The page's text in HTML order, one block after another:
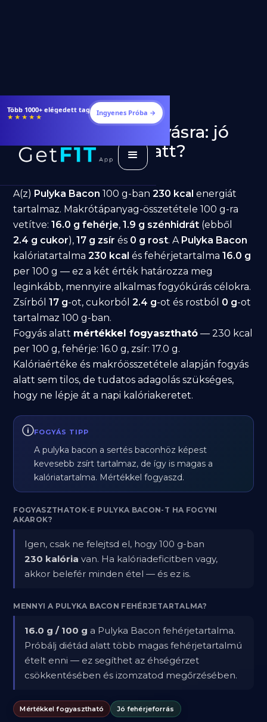
Étrendek, receptek és edzéstervek
★★★★★ Ingyenes Próba →
Pulyka Bacon fogyásra: jó
választás diéta alatt?
A(z) Pulyka Bacon 100 g-ban230 kcal energiát
tartalmaz. Makrótápanyag-összetétele 100 g-ra
vetítve:16.0 g fehérje,1.9 g szénhidrát (ebből
2.4 g cukor),17 g zsír és 0 g rost. A Pulyka Bacon
kalóriatartalma230 kcal és fehérjetartalma16.0 g
per 100 g — ez a két érték határozza meg
leginkább, mennyire alkalmas fogyókúrás célokra.
Zsírból17 g-ot, cukorból2.4 g-ot és rostból 0 g-ot
tartalmaz 100 g-ban.
Fogyás alatt mértékkel fogyasztható — 230 kcal
per 100 g, fehérje: 16.0 g, zsír: 17.0 g.
Kalóriaértéke és makróösszetétele alapján fogyás
alatt sem tilos, de tudatos adagolás szükséges,
hogy ne lépje át a napi kalóriakeretet.
FOGYÁS TIPP
A pulyka bacon a sertés baconhöz képest
kevesebb zsírt tartalmaz, de így is magas a
kalóriatartalma. Mértékkel fogyaszd.
FOGYASZTHATOK-E PULYKA BACON-T HA FOGYNI
AKAROK?
Igen, csak ne felejtsd el, hogy 100 g-ban
230 kalória van. Ha kalóriadeficitben vagy,
akkor belefér minden étel — és ez is.
MENNYI A PULYKA BACON FEHÉRJETARTALMA?
16.0 g / 100 g a Pulyka Bacon fehérjetartalma.
Próbálj diétád alatt több magas fehérjetartalmú
ételt enni — ez segíthet az éhségérzet
csökkentésében és izomzatod megőrzésében.
Mértékkel fogyasztható Jó fehérjeforrás